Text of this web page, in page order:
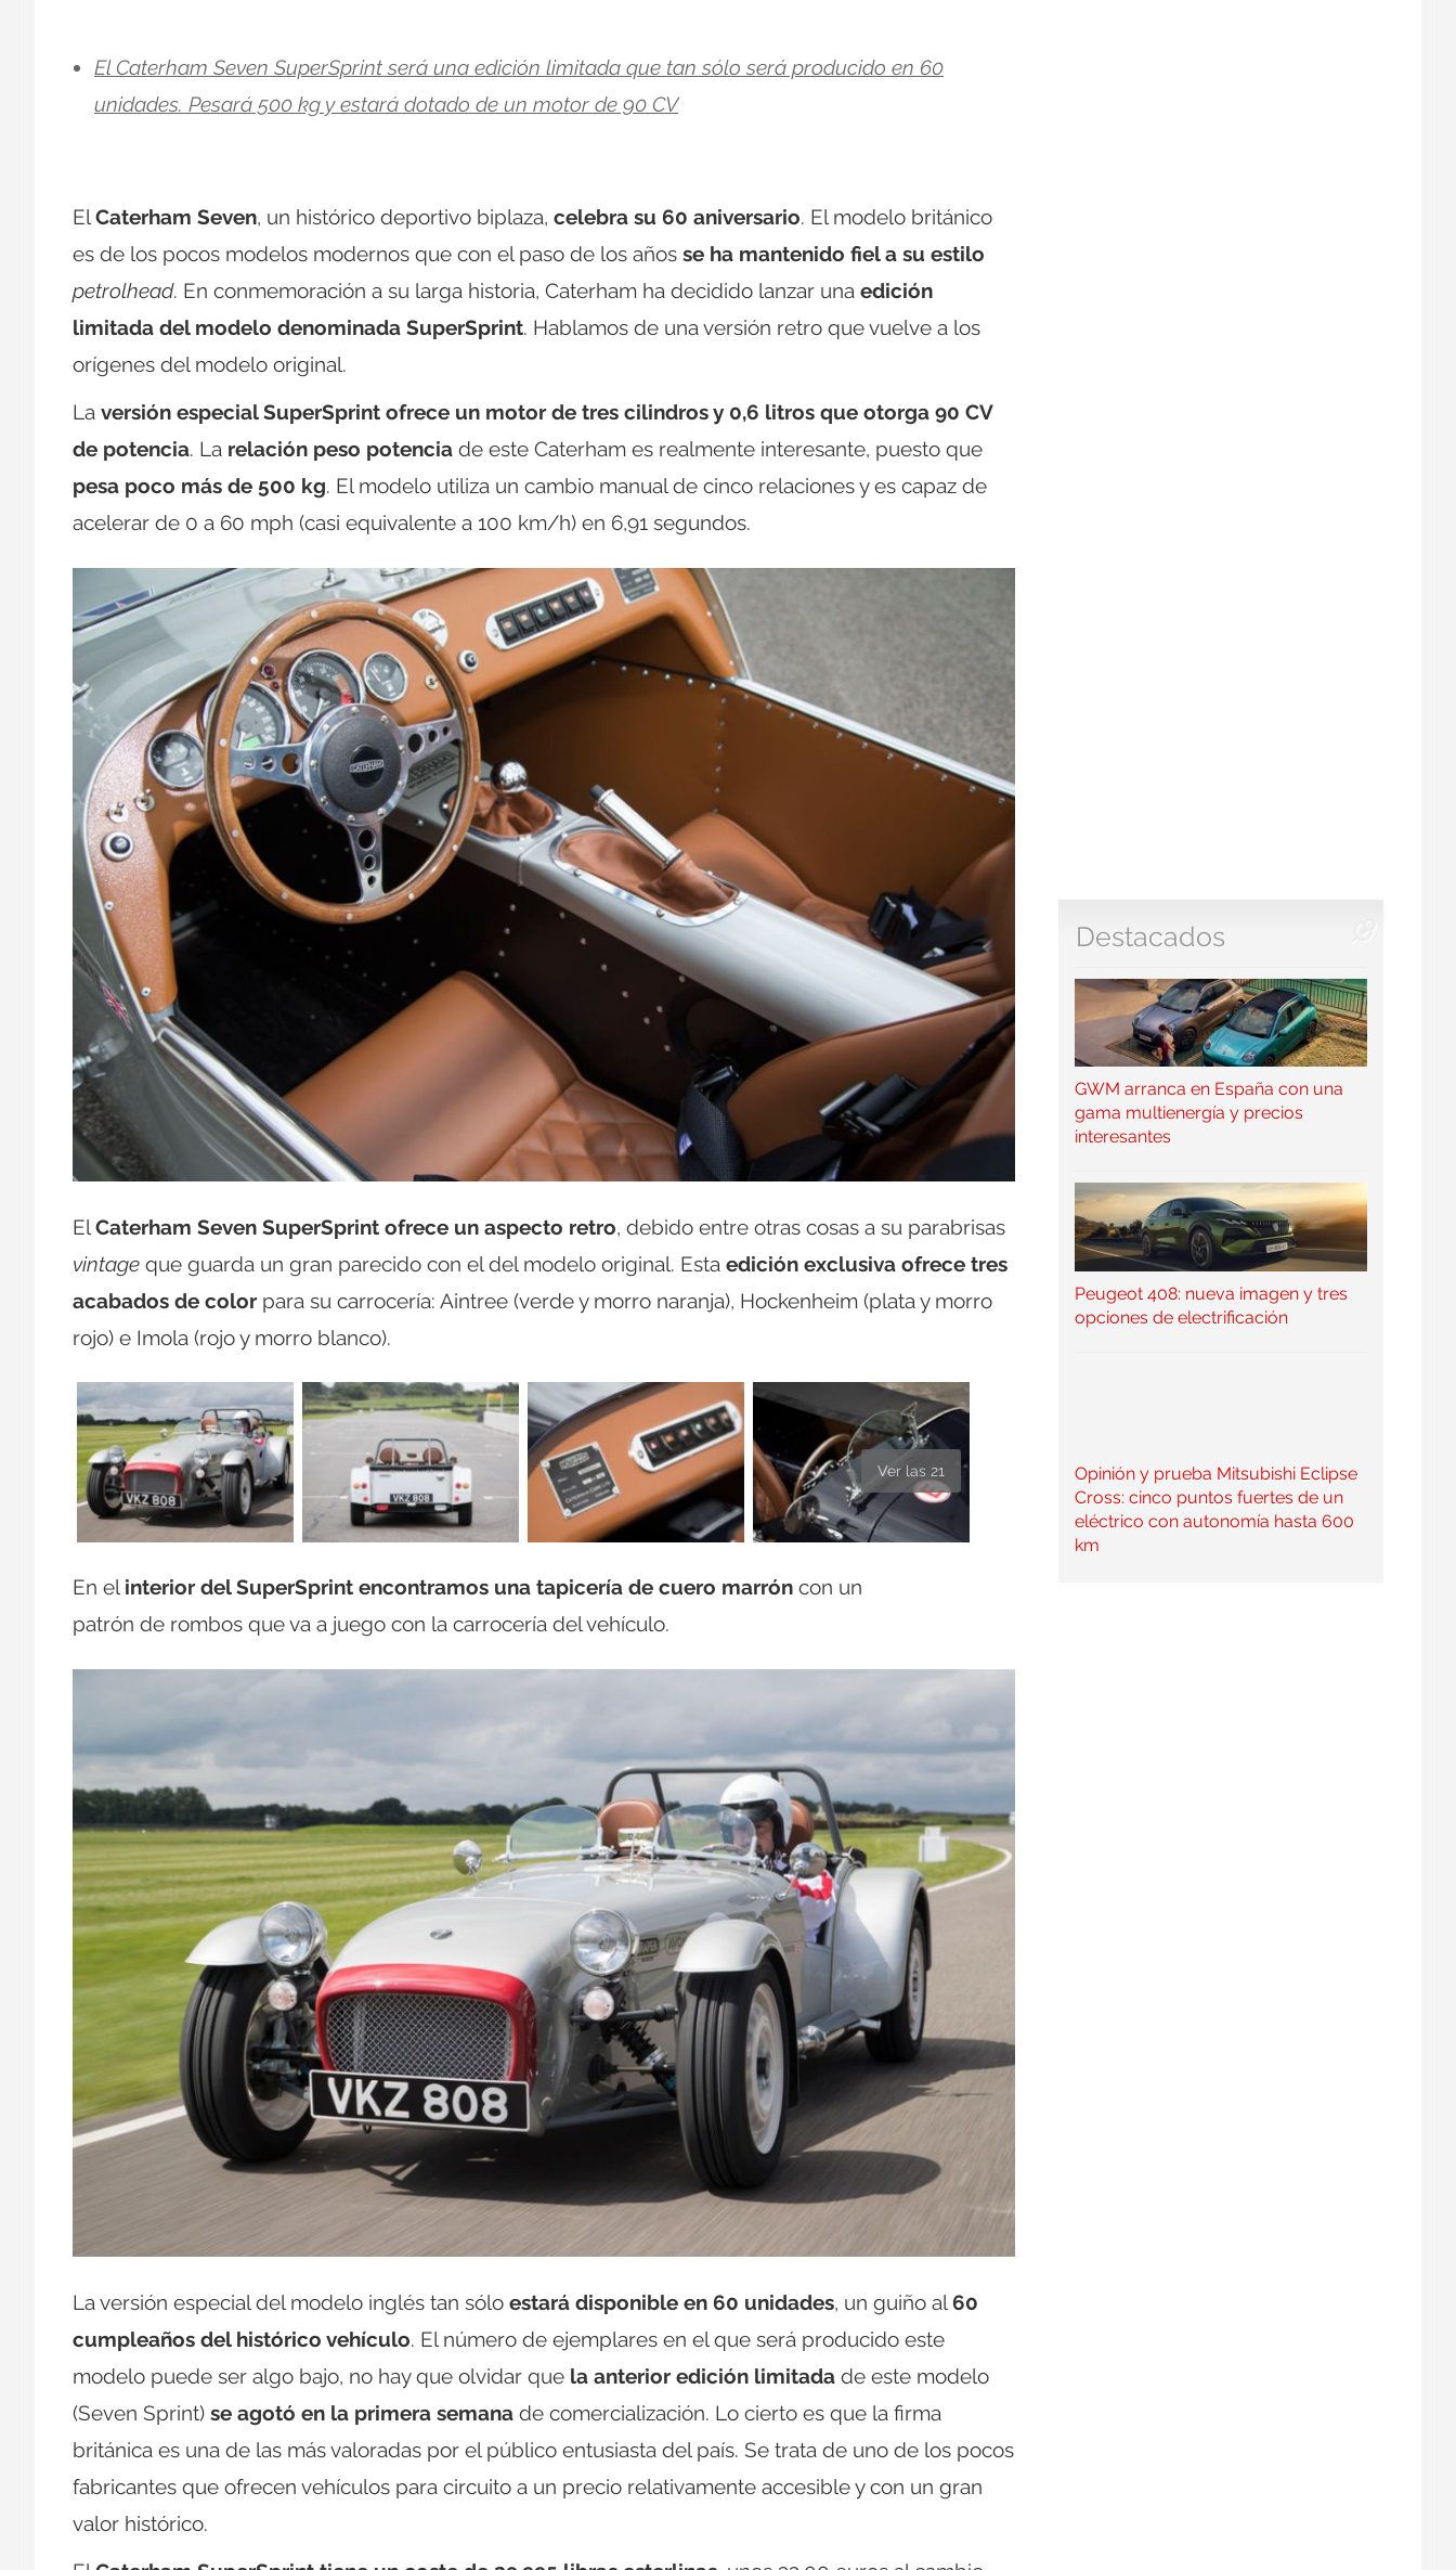
El Caterham Seven SuperSprint será una edición limitada que tan sólo será producido en 60
unidades. Pesará 500 kg y estará dotado de un motor de 90 CV
ElCaterham Seven, un histórico deportivo biplaza, celebra su 60 aniversario. El modelo británico
es de los pocos modelos modernos que con el paso de los años se ha mantenido fiel a su estilo
petrolhead. En conmemoración a su larga historia, Caterham ha decidido lanzar una edición
limitada del modelo denominada SuperSprint. Hablamos de una versión retro que vuelve a los
orígenes del modelo original.
La versión especial SuperSprint ofrece un motor de tres cilindros y 0,6 litros que otorga 90 CV
de potencia. La relación peso potencia de este Caterham es realmente interesante, puesto que
pesa poco más de 500 kg. El modelo utiliza un cambio manual de cinco relaciones y es capaz de
acelerar de 0 a 60 mph (casi equivalente a 100 km/h) en 6,91 segundos.
ElCaterham Seven SuperSprint ofrece un aspecto retro, debido entre otras cosas a su parabrisas
vintage que guarda un gran parecido con el del modelo original. Esta edición exclusiva ofrece tres
acabados de color para su carrocería: Aintree (verde y morro naranja), Hockenheim (plata y morro
rojo) e Imola (rojo y morro blanco).
Ver las 21
En el interior del SuperSprint encontramos una tapicería de cuero marrón con un
patrón de rombos que va a juego con la carrocería del vehículo.
La versión especial del modelo inglés tan sólo estará disponible en 60 unidades, un guiño al 60
cumpleaños del histórico vehículo. El número de ejemplares en el que será producido este
modelo puede ser algo bajo, no hay que olvidar que la anterior edición limitada de este modelo
(Seven Sprint) se agotó en la primera semana de comercialización. Lo cierto es que la firma
británica es una de las más valoradas por el público entusiasta del país. Se trata de uno de los pocos
fabricantes que ofrecen vehículos para circuito a un precio relativamente accesible y con un gran
valor histórico.
Destacados
GWM arranca en España con una
gama multienergía y precios
interesantes
Peugeot 408: nueva imagen y tres
opciones de electrificación
Opinión y prueba Mitsubishi Eclipse
Cross: cinco puntos fuertes de un
eléctrico con autonomía hasta 600
km